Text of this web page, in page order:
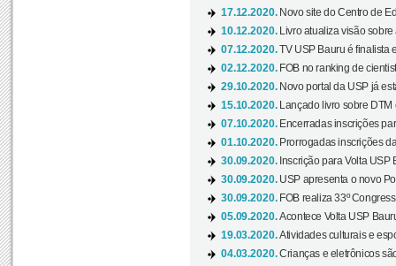
17.12.2020. Novo site do Centro de
10.12.2020.
Livro atualiza visão
07.12.2020.TV USP Bauru é finalista
02.12.2020. FOB no ranking de
29.10.2020. Novo portal da USP já
15.10.2020.
Lançado livro sobre
07.10.2020. Encerradas inscrições
01.10.2020. Prorrogadas inscrições
30.09.2020. Inscrição para Volta USP
30.09.2020. USP apresenta o novo
30.09.2020. FOB realiza 33º
05.09.2020.Acontece Volta USP
19.03.2020.Atividades culturais e
04.03.2020.Crianças e eletrônicos